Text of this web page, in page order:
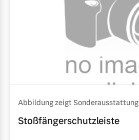
Abbildung zeigt Sonderausstattung
Stoßfängerschutzleiste